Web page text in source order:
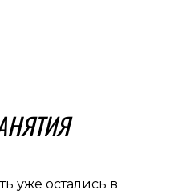
уже остались в